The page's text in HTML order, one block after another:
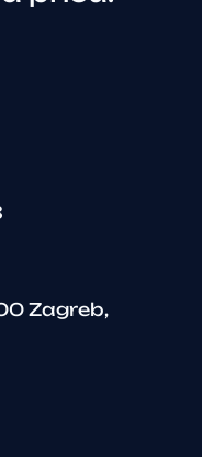
Zagreb,